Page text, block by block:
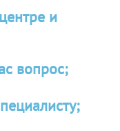
и
вопрос;